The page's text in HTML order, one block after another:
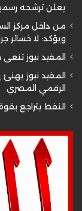
يعلن ترشحه
من داخل مركز
ويؤكد: لا خسائر
المفيد نيوز
المفيد نيوز يهنئ
الرقمي المصري
النفط يتراجع